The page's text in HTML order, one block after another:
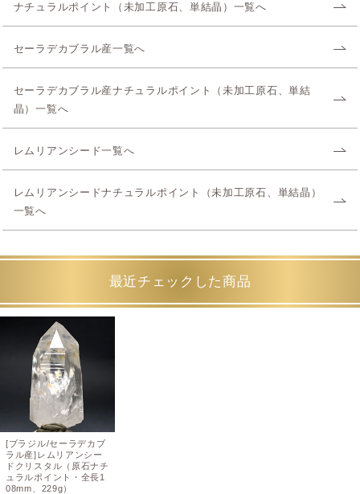
ナチュラルポイント（未加工原石、単結晶）一覧へ
セーラデカブラル産一覧へ
セーラデカブラル産ナチュラルポイント（未加工原石、単結
晶）一覧へ
レムリアンシード一覧へ
レムリアンシードナチュラルポイント（未加工原石、単結晶）
一覧へ
最近チェックした商品
[ブラジル/セーラデカブ
ラル産]レムリアンシー
ドクリスタル（原石ナチ
ュラルポイント・全長1
08mm、229g）